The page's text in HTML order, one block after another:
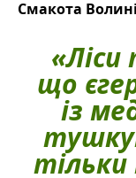
Смакота
що
із